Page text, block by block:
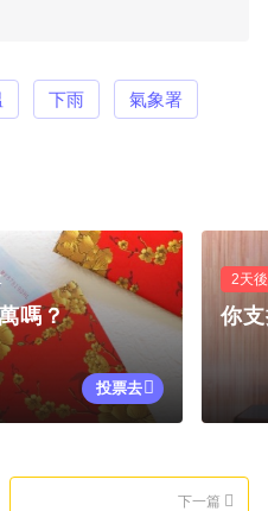
下雨 氣象署
嗎？
投票去
2天
你
下一篇